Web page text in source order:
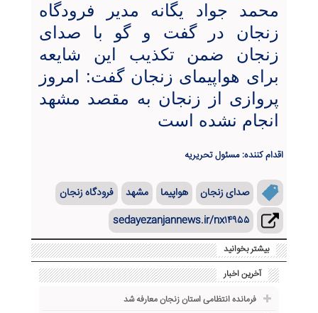
محمد جواد یگانه مدیر فرودگاه
زنجان در گفت و گو با صدای
زنجان ضمن تکذیب این شایعه
برای هواپیمای زنجان گفت: امروز
پروازی از زنجان به مقصد مشهد
انجام نشده است
اقدام کننده: مسئول تحریریه
صدای زنجان هواپیما مشهد
فرودگاه زنجان
sedayezanjannews.ir/nx۱۴۹۵۵
بیشتر بخوانید
آخرین اخبار
فرمانده انتظامی استان زنجان معارفه شد